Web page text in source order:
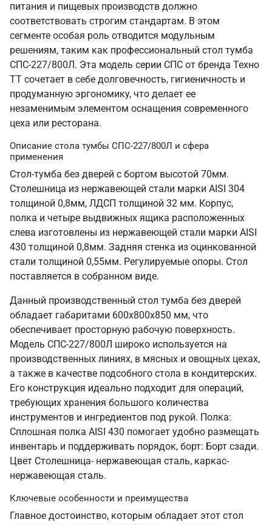
питания и пищевых производств должно
соответствовать строгим стандартам. В этом
сегменте особая роль отводится модульным
решениям, таким как профессиональный стол тумба
СПС-227/800Л. Эта модель серии СПС от бренда Техно
ТТ сочетает в себе долговечность, гигиеничность и
продуманную эргономику, что делает ее
незаменимым элементом оснащения современного
цеха или ресторана.
Описание стола тумбы СПС-227/800Л и сфера
применения
Стол-тумба без дверей с бортом высотой 70мм.
Столешница из нержавеющей стали марки AISI 304
толщиной 0,8мм, ЛДСП толщиной 32 мм. Корпус,
полка и четыре выдвижных ящика расположенных
слева изготовлены из нержавеющей стали марки AISI
430 толщиной 0,8мм. Задняя стенка из оцинкованной
стали толщиной 0,55мм. Регулируемые опоры. Стол
поставляется в собранном виде.
Данный производственный стол тумба без дверей
обладает габаритами 600х800х850 мм, что
обеспечивает просторную рабочую поверхность.
Модель СПС-227/800Л широко используется на
производственных линиях, в мясных и овощных цехах,
а также в качестве подсобного стола в кондитерских.
Его конструкция идеально подходит для операций,
требующих хранения большого количества
инструментов и ингредиентов под рукой. Полка:
Сплошная полка AISI 430 помогает удобно размещать
инвентарь и поддерживать порядок, борт: Борт сзади.
Цвет Столешница- нержавеющая сталь, каркас-
нержавеющая сталь.
Ключевые особенности и преимущества
Главное достоинство, которым обладает этот стол